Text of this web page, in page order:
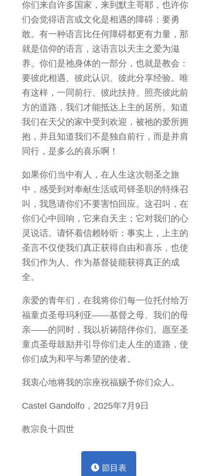
你们来自许多国家，来到默主哥耶，也许你
们会觉得语言或文化是相遇的障碍：要勇
敢。有一种语言比任何障碍都更有力量，那
就是信仰的语言，这语言以天主之爱为滋
养。你们是祂身体的一部分，也就是教会：
要彼此相遇、彼此认识、彼此分享经验。唯
有这样，一同前行、彼此扶持、照亮彼此前
方的道路，我们才能抵达上主的居所。知道
我们在天父的家中受到欢迎，被祂的爱所拥
抱，并且知道我们不是独自前行，而是并肩
同行，是多么的喜乐啊！
如果你们当中有人，在人生这次朝圣之旅
中，感受到对奉献生活或司铎圣职的特殊召
叫，我恳请你们不要害怕回应。这召叫，在
你们心中回响，它来自天主；它对我们的心
灵说话。请怀着信赖聆听：事实上，上主的
圣言不仅使我们真正获得自由和喜乐，也使
我们作为人、作为基督徒能获得真正的成
全。
亲爱的青年们，在我将你们每一位托付给万
福童贞圣母玛利亚——基督之母、我们的母
亲——的同时，我以祈祷陪伴你们。愿至圣
童贞圣母鼓励并引导你们走人生的道路，使
你们成为和平与希望的使者。
我衷心地将我的宗座祝福赐予你们众人。
Castel Gandolfo，2025年7月9日
教宗良十四世
節目表